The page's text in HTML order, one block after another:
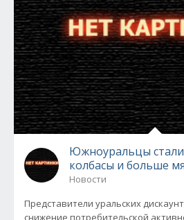
Южноуральцы
колбасы и больше
Новости
Представители уральских
снижение потребительской